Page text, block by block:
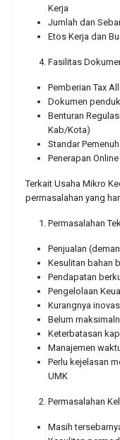
Kerja
Jumlah dan
Etos Kerja dan
Fasilitas
Pemberian Tax
Dokumen
Benturan
Kab/Kota)
Standar
Penerapan
Terkait Usaha Mikro
permasalahan yang
Permasalahan
Penjualan
Kesulitan bahan
Pendapatan
Pengelolaan
Kurangnya
Belum
Keterbatasan
Manajemen
Perlu kejelasan
UMK
Permasalahan
Masih